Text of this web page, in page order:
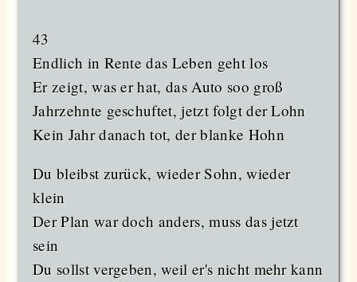
43
Endlich in Rente das Leben geht los
Er zeigt, was er hat, das Auto soo groß
Jahrzehnte geschuftet, jetzt folgt der Lohn
Kein Jahr danach tot, der blanke Hohn
Du bleibst zurück, wieder Sohn, wieder
klein
Der Plan war doch anders, muss das jetzt
sein
Du sollst vergeben, weil er's nicht mehr kann